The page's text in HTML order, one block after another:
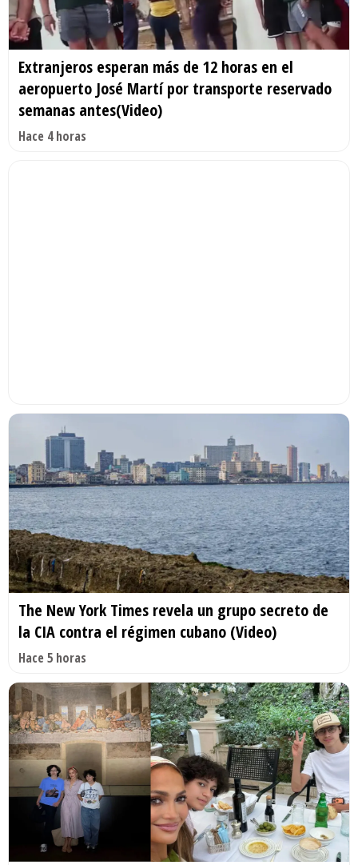
Extranjeros esperan más de 12 horas en el
aeropuerto José Martí por transporte reservado
semanas antes(Video)
Hace 4 horas
The New York Times revela un grupo secreto de
la CIA contra el régimen cubano (Video)
Hace 5 horas